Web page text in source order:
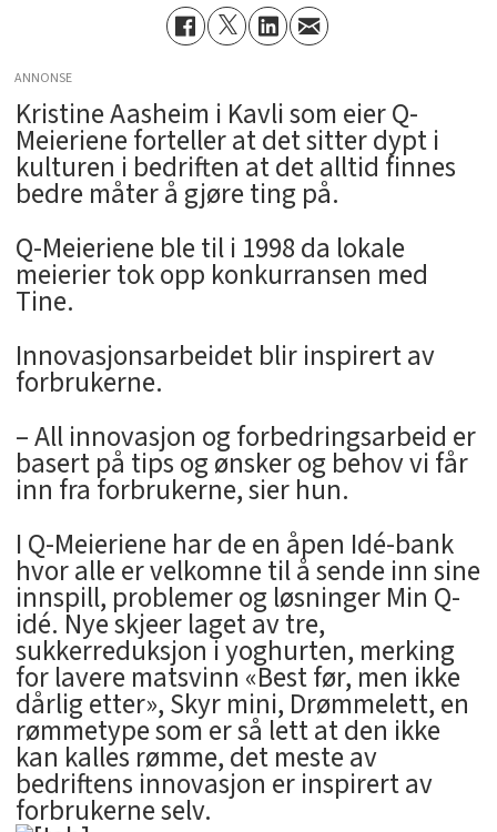
ANNONSE
Kristine Aasheim i Kavli som eier Q-
Meieriene forteller at det sitter dypt i
kulturen i bedriften at det alltid finnes
bedre måter å gjøre ting på.
Q-Meieriene ble til i 1998 da lokale
meierier tok opp konkurransen med
Tine.
Innovasjonsarbeidet blir inspirert av
forbrukerne.
– All innovasjon og forbedringsarbeid er
basert på tips og ønsker og behov vi får
inn fra forbrukerne, sier hun.
I Q-Meieriene har de en åpen Idé-bank
hvor alle er velkomne til å sende inn sine
innspill, problemer og løsninger Min Q-
idé. Nye skjeer laget av tre,
sukkerreduksjon i yoghurten, merking
for lavere matsvinn «Best før, men ikke
dårlig etter», Skyr mini, Drømmelett, en
rømmetype som er så lett at den ikke
kan kalles rømme, det meste av
bedriftens innovasjon er inspirert av
forbrukerne selv.